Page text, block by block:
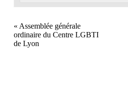
« Assemblée générale
ordinaire du Centre LGBTI
de Lyon